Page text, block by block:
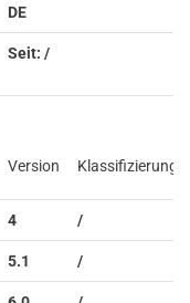
DE
Seit: /
Version Klassifizierung
4 /
5.1 /